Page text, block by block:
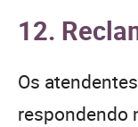
12.
Os
respondendo